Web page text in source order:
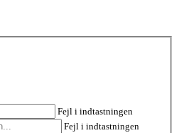
Fejl i indtastningen
Fejl i indtastningen